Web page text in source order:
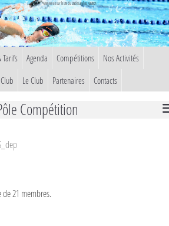
Bienvenue sur le site du Stade Lavallois Natation
Agenda Compétitions
Nos Activités
Le Club Partenaires Contacts
Compétition
21 membres.